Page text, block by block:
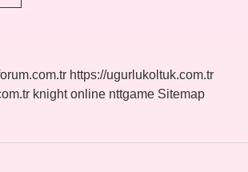
Nedir
https://ugurlukoltuk.com.tr
knight online nttgame Sitemap